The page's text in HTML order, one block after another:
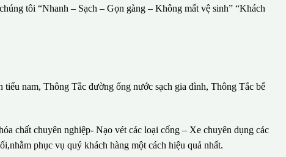
tôi “Nhanh – Sạch – Gọn gàng – Không mất vệ sinh” “Khách
tiểu nam, Thông Tắc đường ống nước sạch gia đình, Thông Tắc bể
chất chuyên nghiệp- Nạo vét các loại cống – Xe chuyên dụng các
phục vụ quý khách hàng một cách hiệu quả nhất.